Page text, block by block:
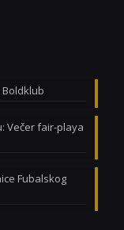
Večer fair-playa
Fubalskog